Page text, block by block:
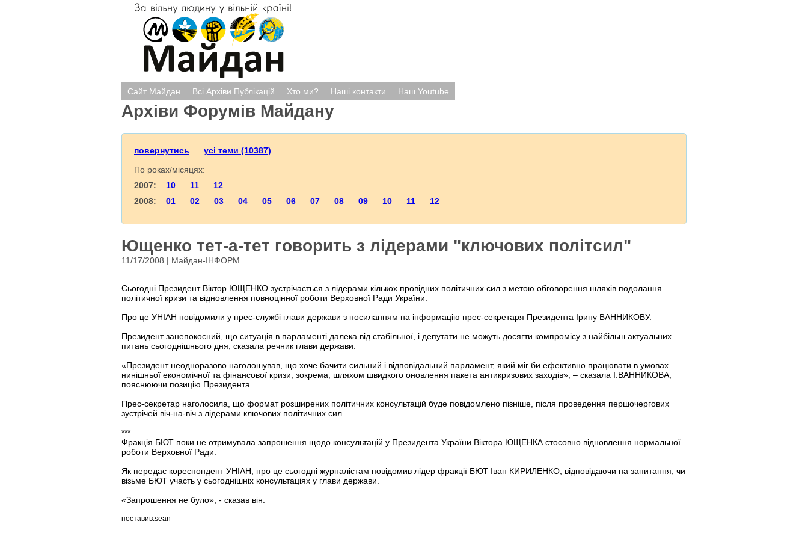
Сайт Майдан Всі Архіви Публікацій Хто ми? Наші контакти Наш Youtube
Архіви Форумів Майдану
повернутись
усі теми (10387)
По роках/місяцях:
2007: 10 11
12
2008: 01 02 03 04 05 06 07 08 09 10 11 12
Ющенко тет-а-тет говорить з лідерами "ключових політсил"
11/17/2008 | Майдан-ІНФОРМ
Сьогодні Президент Віктор ЮЩЕНКО зустрічається з лідерами кількох провідних політичних сил з метою обговорення шляхів подолання
політичної кризи та відновлення повноцінної роботи Верховної Ради України.
Про це УНІАН повідомили у прес-службі глави держави з посиланням на інформацію прес-секретаря Президента Ірину ВАННИКОВУ.
Президент занепокоєний, що ситуація в парламенті далека від стабільної, і депутати не можуть досягти компромісу з найбільш актуальних
питань сьогоднішнього дня, сказала речник глави держави.
«Президент неодноразово наголошував, що хоче бачити сильний і відповідальний парламент, який міг би ефективно працювати в умовах
нинішньої економічної та фінансової кризи, зокрема, шляхом швидкого оновлення пакета антикризових заходів», – сказала І.ВАННИКОВА,
пояснюючи позицію Президента.
Прес-секретар наголосила, що формат розширених політичних консультацій буде повідомлено пізніше, після проведення першочергових
зустрічей віч-на-віч з лідерами ключових політичних сил.
***
Фракція БЮТ поки не отримувала запрошення щодо консультацій у Президента України Віктора ЮЩЕНКА стосовно відновлення нормальної
роботи Верховної Ради.
Як передає кореспондент УНІАН, про це сьогодні журналістам повідомив лідер фракції БЮТ Іван КИРИЛЕНКО, відповідаючи на запитання, чи
візьме БЮТ участь у сьогоднішніх консультаціях у глави держави.
«Запрошення не було», - сказав він.
поставив:sean